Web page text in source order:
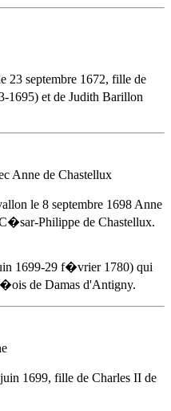
23 septembre 1672, fille de
1695) et de Judith Barillon
Anne de Chastellux
le 8 septembre 1698 Anne
Philippe de Chastellux.
1699-29 f�vrier 1780) qui
de Damas d'Antigny.
1699, fille de Charles II de